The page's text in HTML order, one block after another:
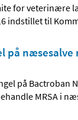
for veterinære
indstillet til
på næsesalve
på Bactroban
MRSA i